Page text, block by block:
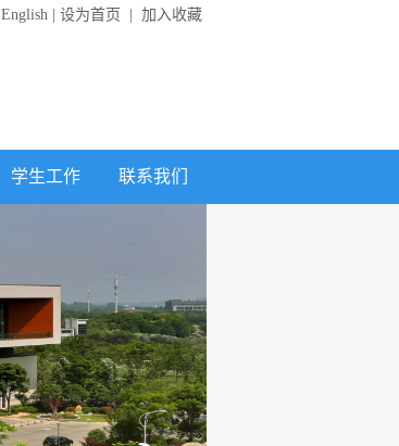
English 设为首页 加入收藏
学生工作 联系我们